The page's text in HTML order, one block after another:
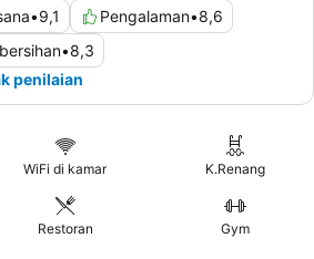
•9,1 Pengalaman•8,6
•8,3
penilaian
WiFi di kamar K.Renang
Restoran Gym